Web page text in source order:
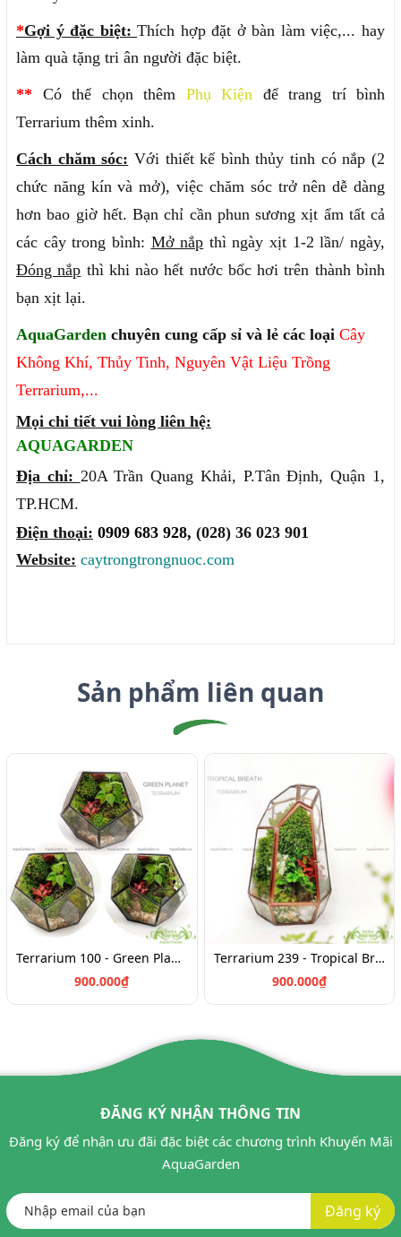
*Gợi ý đặc biệt:Thích hợp đặt ở bàn làm việc,... hay
làm quà tặng tri ân người đặc biệt.
** Có thể chọn thêm Phụ Kiện để trang trí bình
Terrarium thêm xinh.
Cách chăm sóc: Với thiết kế bình thủy tinh có nắp(2
chức năng kín và mở), việc chăm sóc trở nên dễ dàng
hơn bao giờ hết. Bạn chỉ cần phun sươngxịt ẩm tất cả
các cây trong bình: Mở nắp thì ngày xịt 1-2 lần/ ngày,
Đóng nắp thì khi nào hết nước bốc hơi trên thành bình
bạn xịt lại.
AquaGarden chuyên cung cấp sỉ và lẻ các loại Cây
Không Khí, Thủy Tinh, Nguyên Vật Liệu Trồng
Terrarium,...
Mọi chi tiết vui lòng liên hệ:
AQUAGARDEN
Địa chỉ: 20A Trần Quang Khải, P.Tân Định, Quận 1,
TP.HCM.
Điện thoại: 0909 683 928, (028) 36 023 901
Website: caytrongtrongnuoc.com
Sản phẩm liên quan
Terrarium 100 - Green Planet
900.000₫
Terrarium 239 - Tropical Breath
900.000₫
ĐĂNG KÝ NHẬN THÔNG TIN
Đăng ký để nhận ưu đãi đặc biệt các chương trình Khuyến Mãi
AquaGarden
Đăng ký